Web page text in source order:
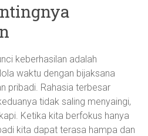
keberhasilan adalah
waktu dengan bijaksana
pribadi. Rahasia terbesar
tidak saling menyaingi,
Ketika kita berfokus hanya
kita dapat terasa hampa dan